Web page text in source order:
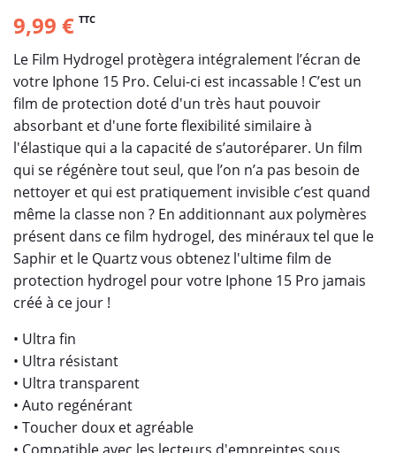
9,99 € TTC
Le Film Hydrogel protègera intégralement l’écran de
votre Iphone 15 Pro. Celui-ci est incassable ! C’est un
film de protection doté d'un très haut pouvoir
absorbant et d'une forte flexibilité similaire à
l'élastique qui a la capacité de s’autoréparer. Un film
qui se régénère tout seul, que l’on n’a pas besoin de
nettoyer et qui est pratiquement invisible c’est quand
même la classe non ? En additionnant aux polymères
présent dans ce film hydrogel, des minéraux tel que le
Saphir et le Quartz vous obtenez l'ultime film de
protection hydrogel pour votre Iphone 15 Pro jamais
créé à ce jour !
• Ultra fin
• Ultra résistant
• Ultra transparent
• Auto regénérant
• Toucher doux et agréable